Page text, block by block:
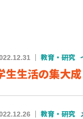
教育・研究
生生活の集大
教育・研究